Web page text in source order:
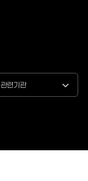
관련기관